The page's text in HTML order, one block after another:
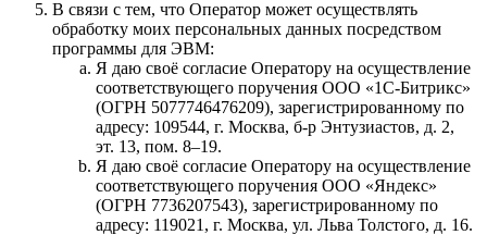
В связи с тем, что Оператор может осуществлять
обработку моих персональных данных посредством
программы для ЭВМ:
Я даю своё согласие Оператору на осуществление
соответствующего поручения ООО «1С‑Битрикс»
(ОГРН 5077746476209), зарегистрированному по
адресу: 109544, г. Москва, б‑р Энтузиастов, д. 2,
эт. 13, пом. 8–19.
Я даю своё согласие Оператору на осуществление
соответствующего поручения ООО «Яндекс»
(ОГРН 7736207543), зарегистрированному по
адресу: 119021, г. Москва, ул. Льва Толстого, д. 16.